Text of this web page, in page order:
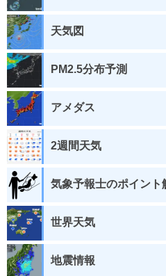
天気図
PM2.5分布予測
アメダス
2週間天気
気象予報士のポイント
世界天気
地震情報